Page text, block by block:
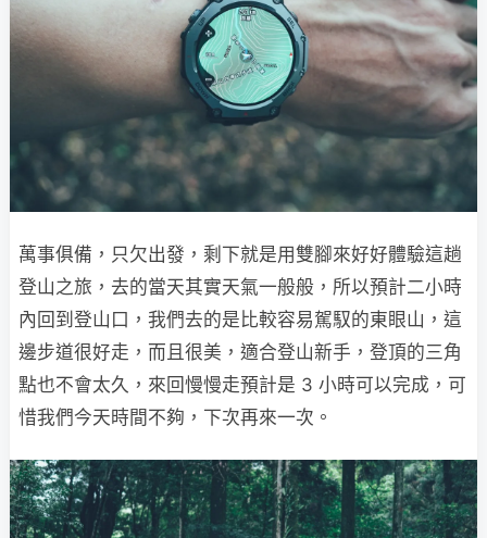
萬事俱備，只欠出發，剩下就是用雙腳來好好體驗這趟
登山之旅，去的當天其實天氣一般般，所以預計二小時
內回到登山口，我們去的是比較容易駕馭的東眼山，這
邊步道很好走，而且很美，適合登山新手，登頂的三角
點也不會太久，來回慢慢走預計是 3 小時可以完成，可
惜我們今天時間不夠，下次再來一次。